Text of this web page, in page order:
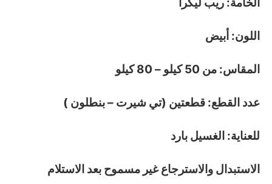
اللون: أبيض
المقاس: من 50 كيلو – 80 كيلو
عدد القطع: قطعتين (تي شيرت – بنطلون )
للعناية: الغسيل بارد
الاستبدال والاسترجاع غير مسموح بعد الاستلام